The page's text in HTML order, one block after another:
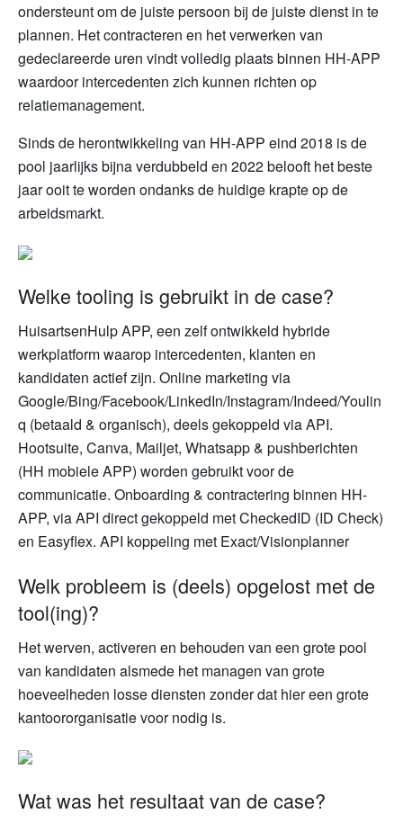
ondersteunt om de juiste persoon bij de juiste dienst in te
plannen. Het contracteren en het verwerken van
gedeclareerde uren vindt volledig plaats binnen HH-APP
waardoor intercedenten zich kunnen richten op
relatiemanagement.
Sinds de herontwikkeling van HH-APP eind 2018 is de
pool jaarlijks bijna verdubbeld en 2022 belooft het beste
jaar ooit te worden ondanks de huidige krapte op de
arbeidsmarkt.
Welke tooling is gebruikt in de case?
HuisartsenHulp APP, een zelf ontwikkeld hybride
werkplatform waarop intercedenten, klanten en
kandidaten actief zijn. Online marketing via
Google/Bing/Facebook/LinkedIn/Instagram/Indeed/Youlin
q (betaald & organisch), deels gekoppeld via API.
Hootsuite, Canva, Mailjet, Whatsapp & pushberichten
(HH mobiele APP) worden gebruikt voor de
communicatie. Onboarding & contractering binnen HH-
APP, via API direct gekoppeld met CheckedID (ID Check)
en Easyflex. API koppeling met Exact/Visionplanner
Welk probleem is (deels) opgelost met de
tool(ing)?
Het werven, activeren en behouden van een grote pool
van kandidaten alsmede het managen van grote
hoeveelheden losse diensten zonder dat hier een grote
kantoororganisatie voor nodig is.
Wat was het resultaat van de case?